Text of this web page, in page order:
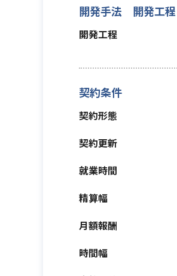
開発手法 開発工程
開発工程
契約条件
契約形態
契約更新
就業時間
精算幅
月額報酬
時間幅